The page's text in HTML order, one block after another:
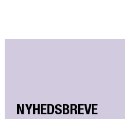
NYHEDSBREVE